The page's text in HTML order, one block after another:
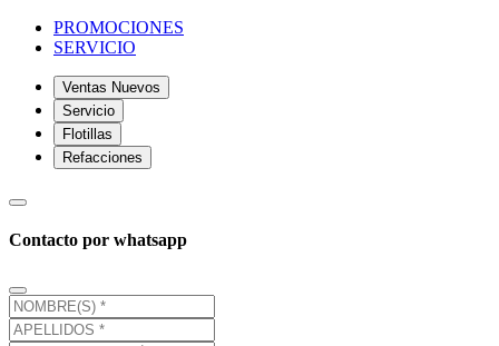
PROMOCIONES
SERVICIO
Ventas Nuevos
Servicio
Flotillas
Refacciones
Contacto por whatsapp